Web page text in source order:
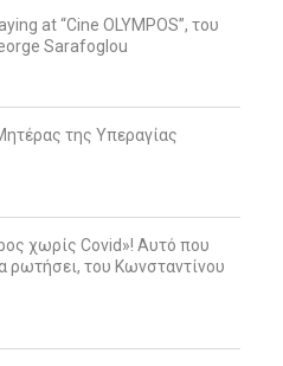
at “Cine OLYMPOS”, του
Sarafoglou
της Υπεραγίας
χωρίς Covid»! Αυτό που
ρωτήσει, του Κωνσταντίνου